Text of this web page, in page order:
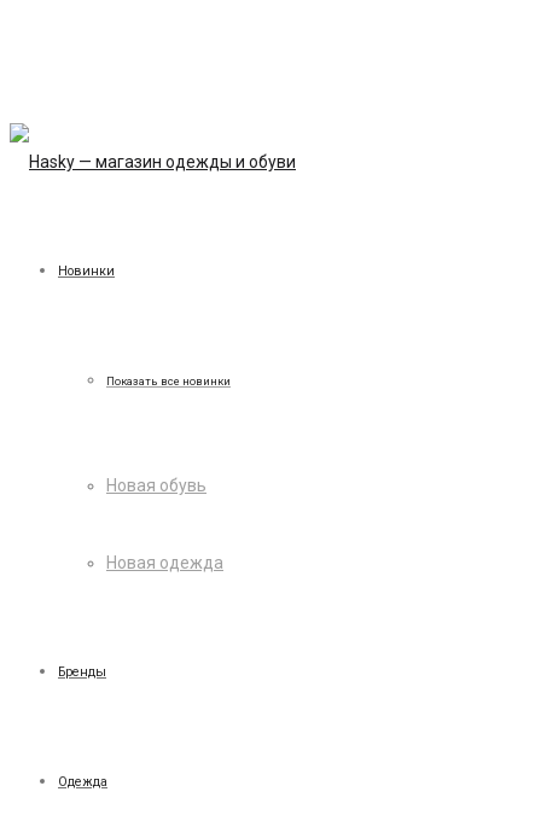
Новинки
Показать все новинки
Новая обувь
Новая одежда
Бренды
Одежда